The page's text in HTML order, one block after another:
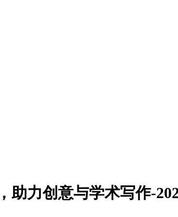
助力创意与学术写作-